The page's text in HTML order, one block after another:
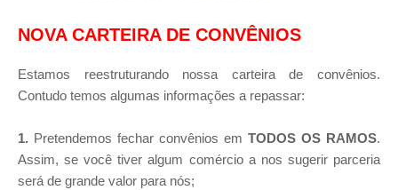
NOVA CARTEIRA DE CONVÊNIOS
Estamos reestruturando nossa carteira de convênios.
Contudo temos algumas informações a repassar:
1. Pretendemos fechar convênios em TODOS OS RAMOS.
Assim, se você tiver algum comércio a nos sugerir parceria
será de grande valor para nós;